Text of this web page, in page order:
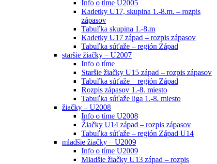
Info o tíme U2005
Kadetky U17, skupina 1.-8.m. – rozpis
zápasov
Tabuľka skupina 1.-8.m
Kadetky U17 západ – rozpis zápasov
Tabuľka súťaže – región Západ
staršie žiačky – U2007
Info o tíme
Staršie žiačky U15 západ – rozpis zápasov
Tabuľka súťaže – región Západ
Rozpis zápasov 1.-8. miesto
Tabuľka súťaže liga 1.-8. miesto
žiačky – U2008
Info o tíme U2008
Žiačky U14 západ – rozpis zápasov
Tabuľka súťaže – región Západ U14
mladšie žiačky – U2009
Info o tíme U2009
Mladšie žiačky U13 západ – rozpis